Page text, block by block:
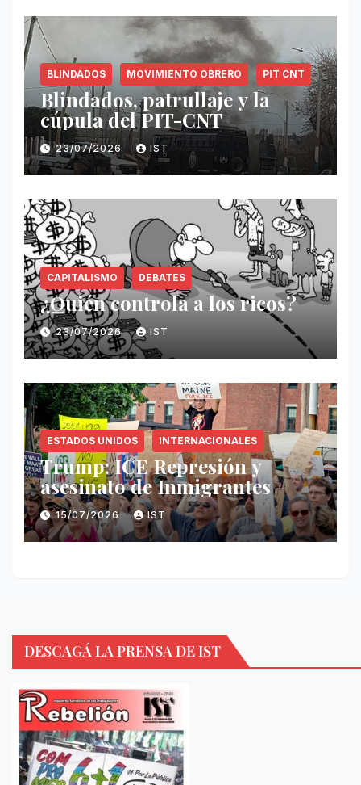
BLINDADOS MOVIMIENTO OBRERO PIT CNT
Blindados, patrullaje y la
cúpula del PIT-CNT
23/07/2026 IST
CAPITALISMO DEBATES
¿Quién controla a los ricos?
23/07/2026 IST
ESTADOS UNIDOS INTERNACIONALES
Trump: ICE Represión y
asesinato de Inmigrantes
15/07/2026 IST
DESCAGÁ LA PRENSA DE IST